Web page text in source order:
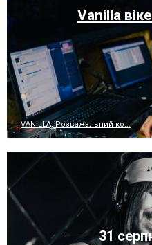
Vanilla
VANILLA, Розважальний ко...
31